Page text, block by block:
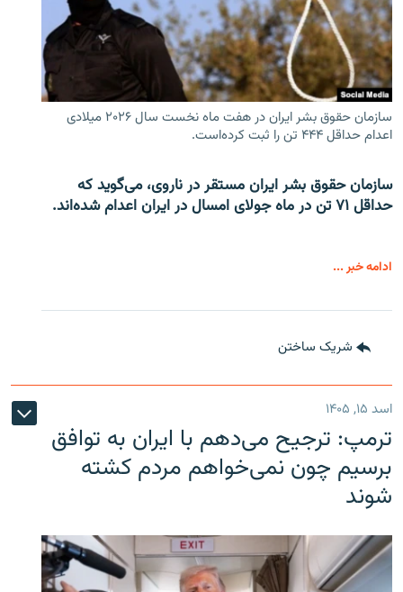
سازمان حقوق بشر ایران در هفت ماه نخست سال ۲۰۲۶ میلادی
اعدام حداقل ۴۴۴ تن را ثبت کرده‌است.
سازمان حقوق بشر ایران مستقر در ناروی، می‌گوید که
حداقل ۷۱ تن در ماه جولای امسال در ایران اعدام شده‌اند.
ادامه خبر ...
شریک ساختن
اسد ۱۵, ۱۴۰۵
ترمپ: ترجیح می‌دهم با ایران به توافق
برسیم چون نمی‌خواهم مردم کشته
شوند